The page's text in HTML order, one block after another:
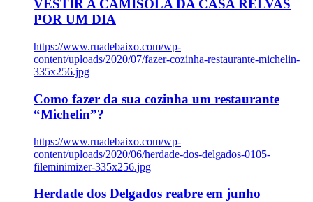
VESTIR A CAMISOLA DA CASA RELVAS
POR UM DIA
https://www.ruadebaixo.com/wp-
content/uploads/2020/07/fazer-cozinha-restaurante-michelin-
335x256.jpg
Como fazer da sua cozinha um restaurante
“Michelin”?
https://www.ruadebaixo.com/wp-
content/uploads/2020/06/herdade-dos-delgados-0105-
fileminimizer-335x256.jpg
Herdade dos Delgados reabre em junho